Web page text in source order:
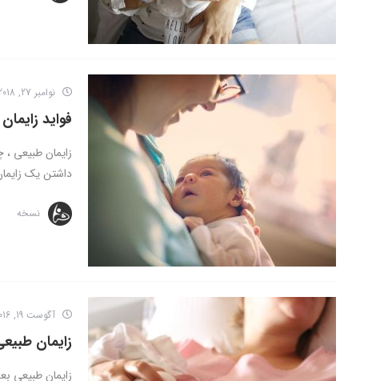
نوامبر 27, 2018
فواید
زایمان طبیعی ،
داشتن یک
نسخه
آگوست 19, 2016
زایمان
زایمان طبیعی